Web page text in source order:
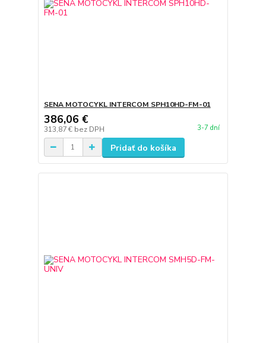
SENA MOTOCYKL INTERCOM SPH10HD-FM-01
386,06 €
313,87 € bez DPH 3-7 dní
Pridať do košíka